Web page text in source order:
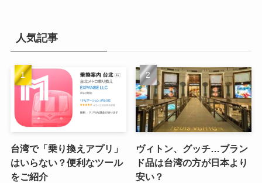
人気記事
台湾で「乗り換えアプリ」
はいらない？便利なツール
をご紹介
ヴィトン、グッチ…ブラン
ド品は台湾の方が日本より
安い？